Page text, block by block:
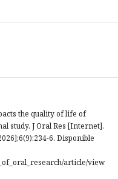
the quality of life of
study. J Oral Res [Internet].
6. Disponible
article/view